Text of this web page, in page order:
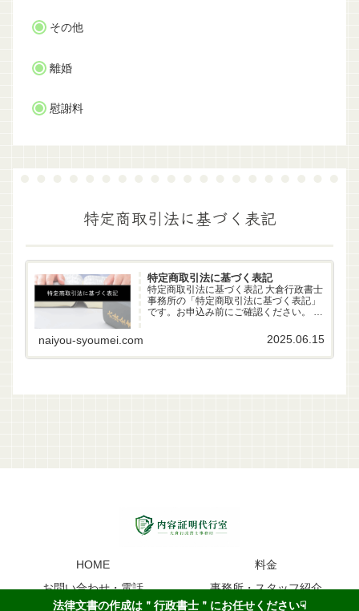
その他
離婚
慰謝料
特定商取引法に基づく表記
特定商取引法に基づく表記
特定商取引法に基づく表記 大倉行政書士
事務所の「特定商取引法に基づく表記」
です。お申込み前にご確認ください。 事
書士 大倉雄偉（第22261170号） 所在地
〒630-83-0252 奈良県生駒市山...
naiyou-syoumei.com 2025.06.15
HOME
料金
お問い合わせ・電話
事務所・スタッフ紹介
法律文書の作成は＂行政書士＂にお任せください☟